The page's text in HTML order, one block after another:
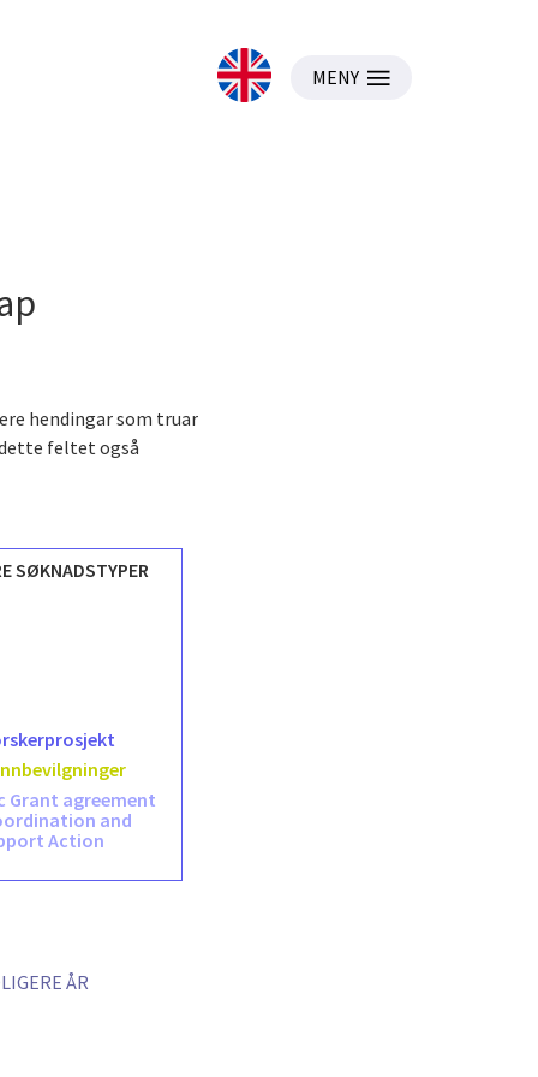
MENY
hendingar som truar
feltet også
SØKNADSTYPER
Grant agreement
and
Action
ÅR